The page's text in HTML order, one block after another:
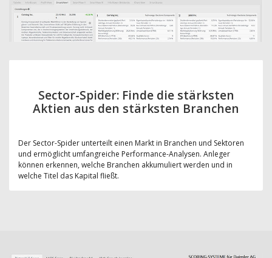
Sector-Spider: Finde die stärksten
Aktien aus den stärksten Branchen
Der Sector-Spider unterteilt einen Markt in Branchen und Sektoren
und ermöglicht umfangreiche Performance-Analysen. Anleger
können erkennen, welche Branchen akkumuliert werden und in
welche Titel das Kapital fließt.